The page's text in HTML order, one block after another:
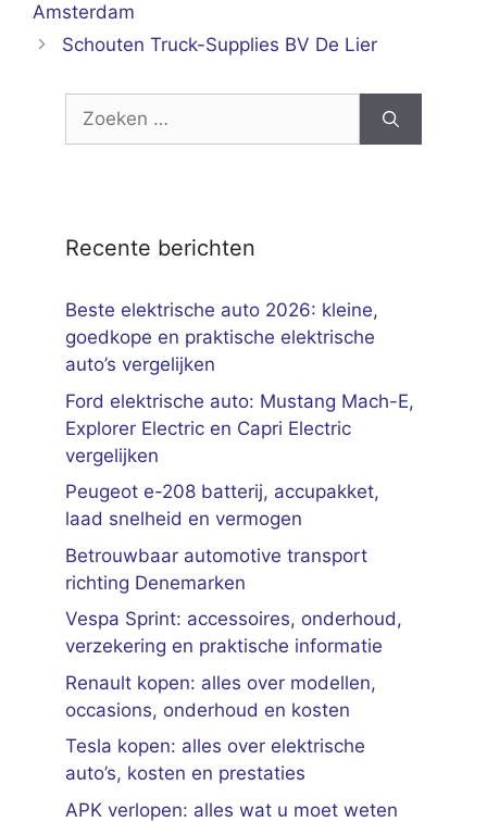
Amsterdam
Schouten Truck-Supplies BV De Lier
Zoek
Recente berichten
Beste elektrische auto 2026: kleine,
goedkope en praktische elektrische
auto’s vergelijken
Ford elektrische auto: Mustang Mach-E,
Explorer Electric en Capri Electric
vergelijken
Peugeot e-208 batterij, accupakket,
laad snelheid en vermogen
Betrouwbaar automotive transport
richting Denemarken
Vespa Sprint: accessoires, onderhoud,
verzekering en praktische informatie
Renault kopen: alles over modellen,
occasions, onderhoud en kosten
Tesla kopen: alles over elektrische
auto’s, kosten en prestaties
APK verlopen: alles wat u moet weten